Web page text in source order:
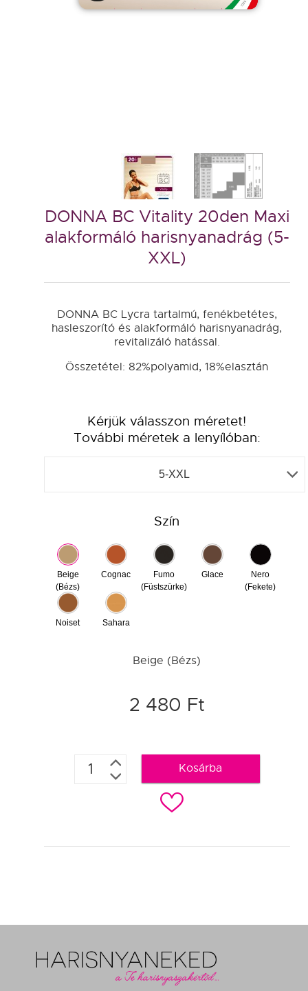
DONNA BC Vitality 20den Maxi
alakformáló harisnyanadrág (5-
XXL)
DONNA BC Lycra tartalmú, fenékbetétes,
hasleszorító és alakformáló harisnyanadrág,
revitalizáló hatással.
Összetétel: 82%polyamid, 18%elasztán
Kérjük válasszon méretet!
További méretek a lenyílóban:
5-XXL
Szín
Beige
(Bézs)
Cognac
Fumo
(Füstszürke)
Glace
Nero
(Fekete)
Noiset Sahara
Beige (Bézs)
2 480 Ft
Kosárba
c